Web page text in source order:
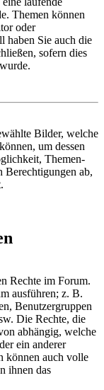
Themen können
oder
haben Sie auch die
sofern dies
Bilder, welche
um dessen
Themen-
Berechtigungen ab,
Rechte im Forum.
ausführen; z. B.
Benutzergruppen
Die Rechte, die
abhängig, welche
ein anderer
können auch volle
ihnen das